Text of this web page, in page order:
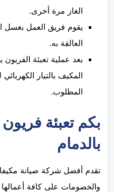
الغاز مرة أخرى.
يقوم فريق العمل بغسل
العالقة به.
بعد عملية تعبئة
المكيف بالتيار
المطلوب.
بكم تعبئة
بالدمام
تقدم أفضل شركة صيانة
والخصومات على كافة